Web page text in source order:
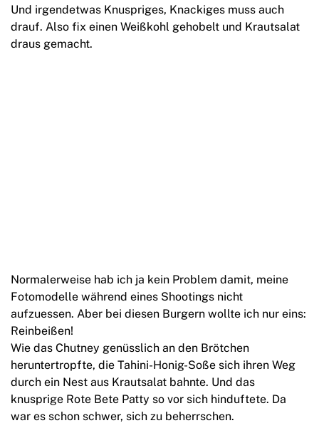
Und irgendetwas Knuspriges, Knackiges muss auch
drauf. Also fix einen Weißkohl gehobelt und Krautsalat
draus gemacht.
Normalerweise hab ich ja kein Problem damit, meine
Fotomodelle während eines Shootings nicht
aufzuessen. Aber bei diesen Burgern wollte ich nur eins:
Reinbeißen!
Wie das Chutney genüsslich an den Brötchen
heruntertropfte, die Tahini-Honig-Soße sich ihren Weg
durch ein Nest aus Krautsalat bahnte. Und das
knusprige Rote Bete Patty so vor sich hinduftete. Da
war es schon schwer, sich zu beherrschen.